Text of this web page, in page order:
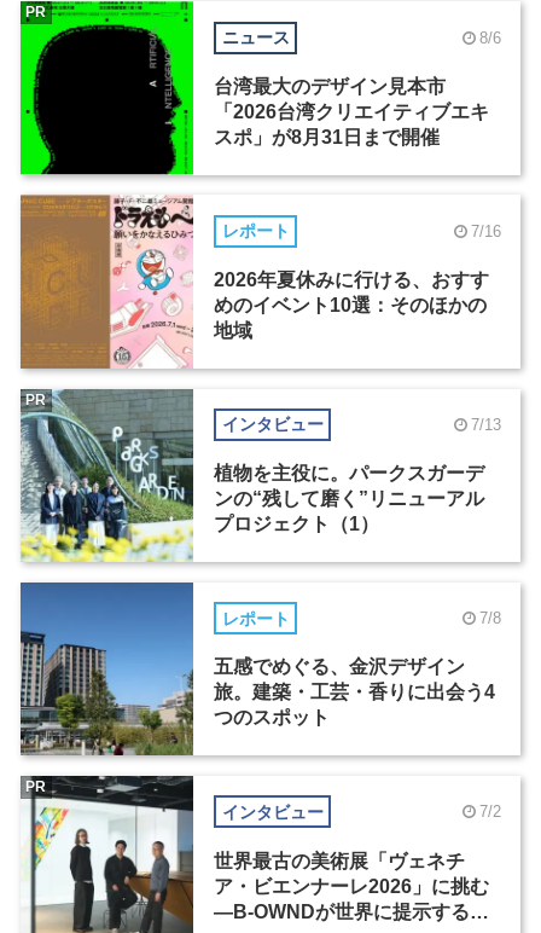
ニュース 8/6
台湾最大のデザイン見本市
「2026台湾クリエイティブエキ
スポ」が8月31日まで開催
PR
レポート 7/16
2026年夏休みに行ける、おすす
めのイベント10選：そのほかの
地域
インタビュー 7/13
植物を主役に。パークスガーデ
ンの“残して磨く”リニューアル
プロジェクト（1）
PR
レポート 7/8
五感でめぐる、金沢デザイン
旅。建築・工芸・香りに出会う4
つのスポット
インタビュー 7/2
世界最古の美術展「ヴェネチ
ア・ビエンナーレ2026」に挑む
―B-OWNDが世界に提示する美
PR